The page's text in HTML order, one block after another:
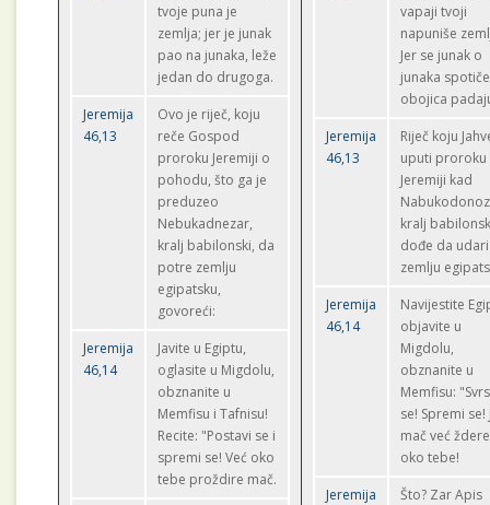
tvoje puna je
zemlja; jer je junak
pao na junaka, leže
jedan do drugoga.
Jeremija
46,13
Ovo je riječ, koju
reče Gospod
proroku Jeremiji o
pohodu, što ga je
preduzeo
Nebukadnezar,
kralj babilonski, da
potre zemlju
egipatsku,
govoreći:
Jeremija
46,14
Javite u Egiptu,
oglasite u Migdolu,
obznanite u
Memfisu i Tafnisu!
Recite: "Postavi se i
spremi se! Već oko
tebe proždire mač.
vapaji tvoji
napuniše
Jer se junak o
junaka
obojica
Jeremija
46,13
Riječ koju
uputi proroku
Jeremiji kad
kralj
dođe da
zemlju
Jeremija
46,14
Navijestite
objavite u
Migdolu,
obznanite u
Memfisu:
se! Spremi se!
mač već
oko tebe!
Jeremija
Što? Zar Apis